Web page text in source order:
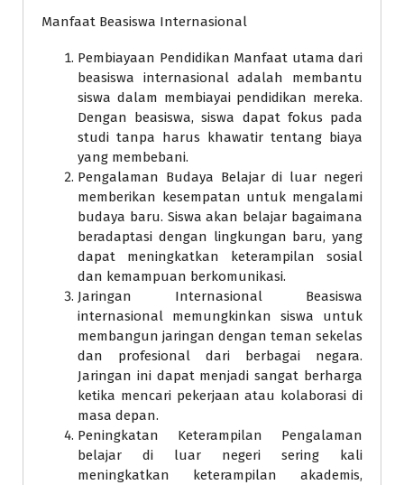
Manfaat Beasiswa Internasional
Pembiayaan Pendidikan Manfaat utama dari
beasiswa internasional adalah membantu
siswa dalam membiayai pendidikan mereka.
Dengan beasiswa, siswa dapat fokus pada
studi tanpa harus khawatir tentang biaya
yang membebani.
Pengalaman Budaya Belajar di luar negeri
memberikan kesempatan untuk mengalami
budaya baru. Siswa akan belajar bagaimana
beradaptasi dengan lingkungan baru, yang
dapat meningkatkan keterampilan sosial
dan kemampuan berkomunikasi.
Jaringan Internasional Beasiswa
internasional memungkinkan siswa untuk
membangun jaringan dengan teman sekelas
dan profesional dari berbagai negara.
Jaringan ini dapat menjadi sangat berharga
ketika mencari pekerjaan atau kolaborasi di
masa depan.
Peningkatan Keterampilan Pengalaman
belajar di luar negeri sering kali
meningkatkan keterampilan akademis,